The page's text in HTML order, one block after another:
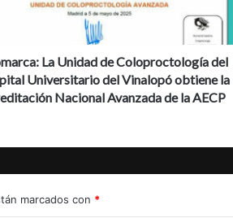
La Unidad de Coloproctología del
Universitario del Vinalopó obtiene la
Nacional Avanzada de la AECP
marcados con *